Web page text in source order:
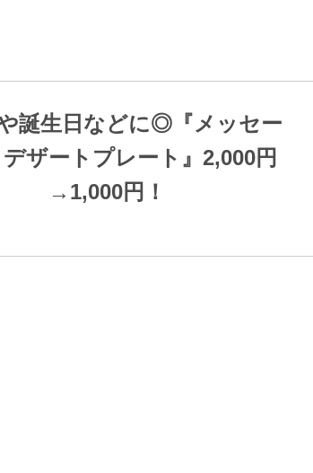
誕生日などに◎『メッセー
ザートプレート』2,000円
→1,000円！